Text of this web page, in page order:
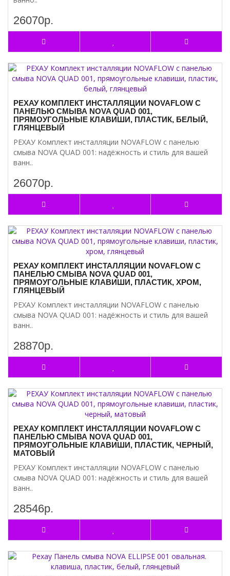
26070р.
РЕХАУ КОМПЛЕКТ ИНСТАЛЛЯЦИИ NOVAFLOW С
ПАНЕЛЬЮ СМЫВА NOVA QUAD 001,
ПРЯМОУГОЛЬНЫЕ КЛАВИШИ, ПЛАСТИК, БЕЛЫЙ,
ГЛЯНЦЕВЫЙ
РЕХАУ Комплект инсталляции NOVAFLOW с панелью
смыва NOVA QUAD 001: надёжность и стиль для вашей
ванн..
26070р.
РЕХАУ КОМПЛЕКТ ИНСТАЛЛЯЦИИ NOVAFLOW С
ПАНЕЛЬЮ СМЫВА NOVA QUAD 001,
ПРЯМОУГОЛЬНЫЕ КЛАВИШИ, ПЛАСТИК, ХРОМ,
ГЛЯНЦЕВЫЙ
РЕХАУ Комплект инсталляции NOVAFLOW с панелью
смыва NOVA QUAD 001: надёжность и стиль для вашей
ванн..
28870р.
РЕХАУ КОМПЛЕКТ ИНСТАЛЛЯЦИИ NOVAFLOW С
ПАНЕЛЬЮ СМЫВА NOVA QUAD 001,
ПРЯМОУГОЛЬНЫЕ КЛАВИШИ, ПЛАСТИК, ЧЕРНЫЙ,
МАТОВЫЙ
РЕХАУ Комплект инсталляции NOVAFLOW с панелью
смыва NOVA QUAD 001: надёжность и стиль для вашей
ванн..
28546р.